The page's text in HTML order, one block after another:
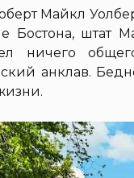
Майкл
Бостона, штат
ничего
анклав.